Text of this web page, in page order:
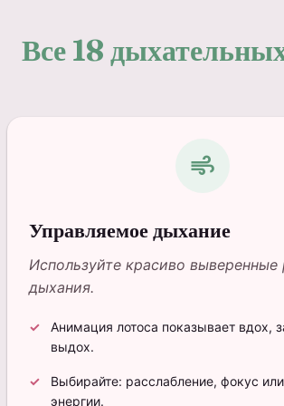
Все 18
air
Управляемое дыхание
Используйте красиво
дыхания.
Анимация лотоса показывает вдох,
выдох.
Выбирайте: расслабление, фокус
энергии.